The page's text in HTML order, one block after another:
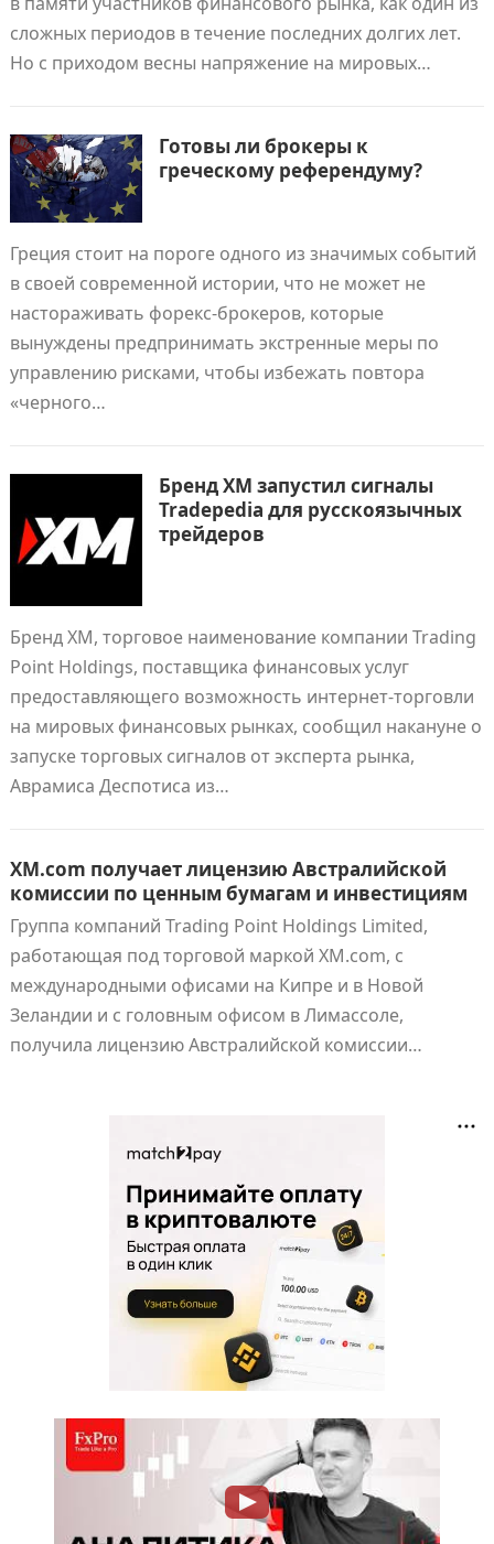
сложных периодов в течение последних долгих лет.
Но с приходом весны напряжение на мировых…
Готовы ли брокеры к
греческому референдуму?
Греция стоит на пороге одного из значимых событий
в своей современной истории, что не может не
настораживать форекс-брокеров, которые
вынуждены предпринимать экстренные меры по
управлению рисками, чтобы избежать повтора
«черного…
Бренд ХМ запустил сигналы
Tradepedia для русскоязычных
трейдеров
Бренд ХМ, торговое наименование компании Trading
Point Holdings, поставщика финансовых услуг
предоставляющего возможность интернет-торговли
на мировых финансовых рынках, сообщил накануне о
запуске торговых сигналов от эксперта рынка,
Аврамиса Деспотиса из…
XM.com получает лицензию Австралийской
комиссии по ценным бумагам и инвестициям
Группа компаний Trading Point Holdings Limited,
работающая под торговой маркой XM.com, с
международными офисами на Кипре и в Новой
Зеландии и с головным офисом в Лимассоле,
получила лицензию Австралийской комиссии…